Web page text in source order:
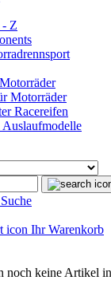
- Z
Motorräder
Racereifen
Auslaufmodelle
Ihr Warenkorb
noch keine Artikel